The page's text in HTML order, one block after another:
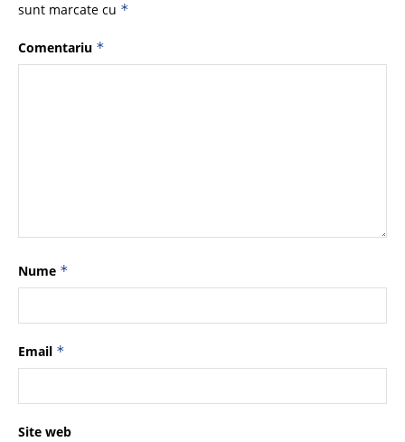
sunt marcate cu *
Comentariu *
Nume *
Email *
Site web